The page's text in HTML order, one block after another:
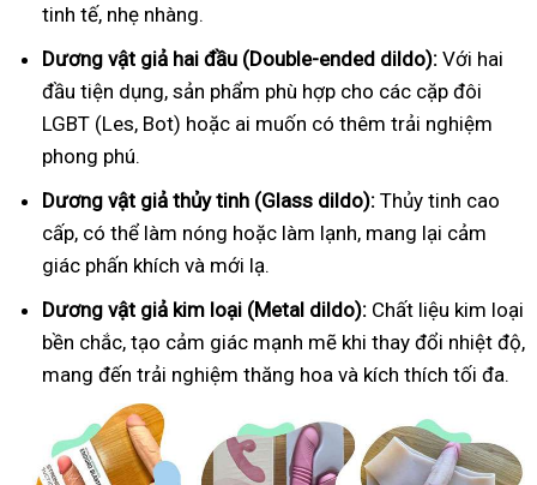
tinh tế, nhẹ nhàng.
Dương vật giả hai đầu (Double-ended dildo): Với hai
đầu tiện dụng, sản phẩm phù hợp cho các cặp đôi
LGBT (Les, Bot) hoặc ai muốn có thêm trải nghiệm
phong phú.
Dương vật giả thủy tinh (Glass dildo): Thủy tinh cao
cấp, có thể làm nóng hoặc làm lạnh, mang lại cảm
giác phấn khích và mới lạ.
Dương vật giả kim loại (Metal dildo): Chất liệu kim loại
bền chắc, tạo cảm giác mạnh mẽ khi thay đổi nhiệt độ,
mang đến trải nghiệm thăng hoa và kích thích tối đa.